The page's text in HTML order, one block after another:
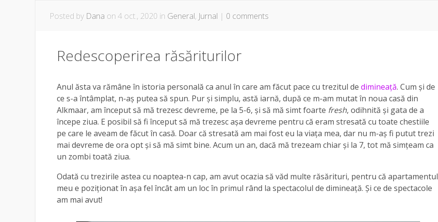
Posted by Dana on 4 oct., 2020 in General, Jurnal | 0 comments
Redescoperirea răsăriturilor
Anul ăsta va rămâne în istoria personală ca anul în care am făcut pace cu trezitul de dimineață. Cum și de
ce s-a întâmplat, n-aș putea să spun. Pur și simplu, astă iarnă, după ce m-am mutat în noua casă din
Alkmaar, am început să mă trezesc devreme, pe la 5-6, și să mă simt foarte fresh, odihnită și gata de a
începe ziua. E posibil să fi început să mă trezesc așa devreme pentru că eram stresată cu toate chestiile
pe care le aveam de făcut în casă. Doar că stresată am mai fost eu la viața mea, dar nu m-aș fi putut trezi
mai devreme de ora opt și să mă simt bine. Acum un an, dacă mă trezeam chiar și la 7, tot mă simțeam ca
un zombi toată ziua.
Odată cu trezirile astea cu noaptea-n cap, am avut ocazia să văd multe răsărituri, pentru că apartamentul
meu e poziționat în așa fel încât am un loc în primul rând la spectacolul de dimineață. Și ce de spectacole
am mai avut!